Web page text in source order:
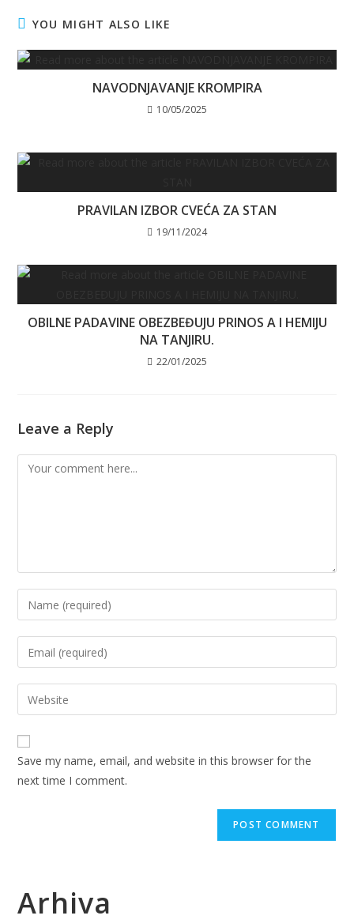
YOU MIGHT ALSO LIKE
NAVODNJAVANJE KROMPIRA
10/05/2025
PRAVILAN IZBOR CVEĆA ZA STAN
19/11/2024
OBILNE PADAVINE OBEZBEĐUJU PRINOS A I HEMIJU
NA TANJIRU.
22/01/2025
Leave a Reply
Comment
Enter
your
name
to
comment
Enter
your
email
address
comment
Enter
your
website
URL
(optional)
Save my name, email, and website in this browser for the
next time I comment.
Arhiva